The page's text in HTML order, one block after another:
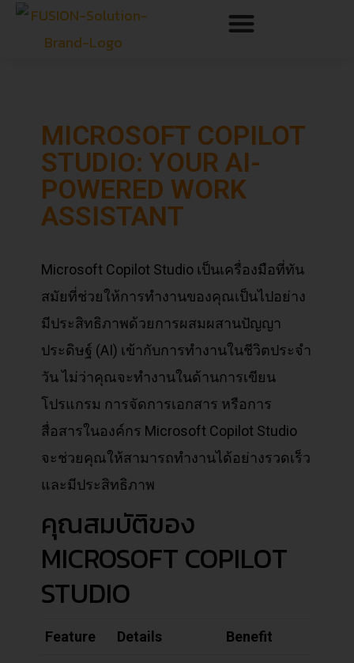
MICROSOFT COPILOT
STUDIO: YOUR AI-
POWERED WORK
ASSISTANT
Microsoft Copilot Studio เป็นเครื่องมือที่ทัน
สมัยที่ช่วยให้การทำงานของคุณเป็นไปอย่าง
มีประสิทธิภาพด้วยการผสมผสานปัญญา
ประดิษฐ์ (AI) เข้ากับการทำงานในชีวิตประจำ
วัน ไม่ว่าคุณจะทำงานในด้านการเขียน
โปรแกรม การจัดการเอกสาร หรือการ
สื่อสารในองค์กร Microsoft Copilot Studio
จะช่วยคุณให้สามารถทำงานได้อย่างรวดเร็ว
และมีประสิทธิภาพ
คุณสมบัติของ
MICROSOFT COPILOT
STUDIO
Feature Details Benefit